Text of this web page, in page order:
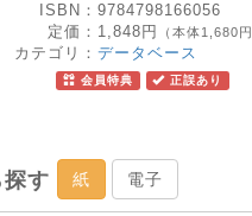
ISBN： 9784798166056
定価： 1,848円 （本体1,680
カテゴリ： データベース
会員特典 正誤あり
す 紙 電子